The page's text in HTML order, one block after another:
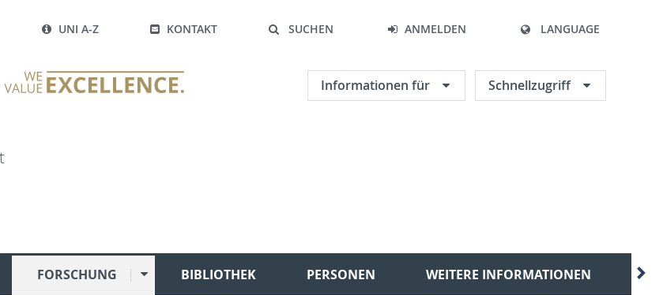
UNI A-Z KONTAKT SUCHEN ANMELDEN LANGUAGE
Informationen für Schnellzugriff
FORSCHUNG BIBLIOTHEK PERSONEN WEITERE INFORMATIONEN